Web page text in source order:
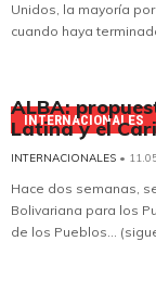
Unidos, la mayoría
cuando haya
INTERNACIONALES
ALBA:
Latina y el
INTERNACIONALES •
Hace dos semanas,
Bolivariana para los
de los Pueblos...